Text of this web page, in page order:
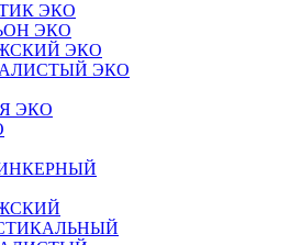
ЭКО
ЭКО
ЭКО
ЭКО
ЭКО